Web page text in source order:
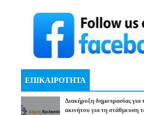
ΕΠΙΚΑΙΡΟΤΗΤΑ
Διακήρυξη δημοπρασίας για
ακινήτου για τη στάθμευση